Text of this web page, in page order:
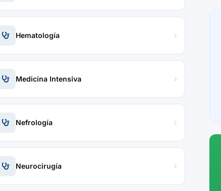
Hematología
Medicina Intensiva
Nefrología
Neurocirugía